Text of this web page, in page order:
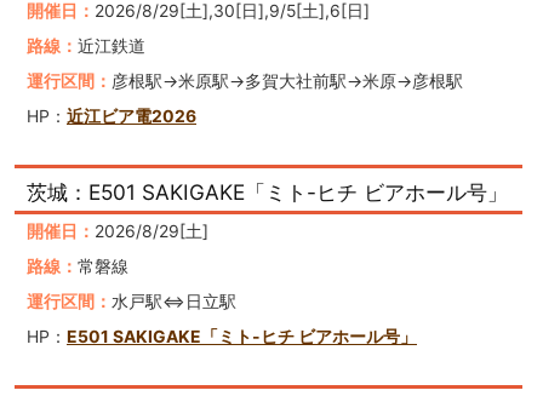
開催日： 2026/8/29[土],30[日],9/5[土],6[日]
路線： 近江鉄道
運行区間： 彦根駅→米原駅→多賀大社前駅→米原→彦根駅
HP： 近江ビア電2026
茨城：E501 SAKIGAKE「ミト-ヒチ ビアホール号」
開催日： 2026/8/29[土]
路線： 常磐線
運行区間： 水戸駅⇔日立駅
HP： E501 SAKIGAKE「ミト-ヒチ ビアホール号」